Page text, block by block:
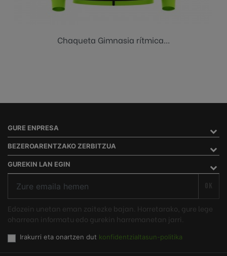
Chaqueta Gimnasia rítmica...
GURE ENPRESA
BEZEROARENTZAKO ZERBITZUA
GUREKIN LAN EGIN
Edozein unetan eman zaitezke bajan. Horretarako, gure lege
oharrean informatu edo gurekin harremanetan jarri.
Irakurri eta onartzen dut konfidentzialtasun-politika